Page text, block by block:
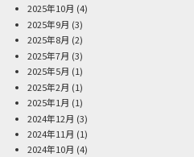
2025年10月 (4)
2025年9月 (3)
2025年8月 (2)
2025年7月 (3)
2025年5月 (1)
2025年2月 (1)
2025年1月 (1)
2024年12月 (3)
2024年11月 (1)
2024年10月 (4)